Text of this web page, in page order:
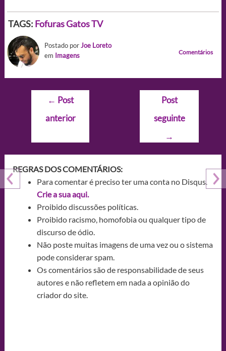
TAGS: FofurasGatosTV
Postado porJoe Loreto
em Imagens Comentários
Navegação
Post
← Post
anterior
Post
seguinte
→
REGRAS DOS COMENTÁRIOS:
Para comentar é preciso ter uma conta no Disqus.
Crie a sua aqui.
Proibido discussões políticas.
Proibido racismo, homofobia ou qualquer tipo de
discurso de ódio.
Não poste muitas imagens de uma vez ou o sistema
pode considerar spam.
Os comentários são de responsabilidade de seus
autores e não refletem em nada a opinião do
criador do site.